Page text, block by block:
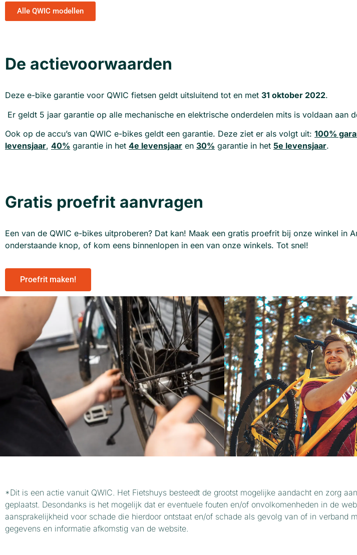
Alle QWIC modellen
De actievoorwaarden
Deze e-bike garantie voor QWIC fietsen geldt uitsluitend tot en met 31 oktober 2022.
Er geldt 5 jaar garantie op alle mechanische en elektrische onderdelen mits is voldaan aan
Ook op de accu’s van QWIC e-bikes geldt een garantie. Deze ziet er als volgt uit: 100%
levensjaar, 40% garantie in het 4e levensjaar en 30% garantie in het 5e levensjaar.
Gratis proefrit aanvragen
Een van de QWIC e-bikes uitproberen? Dat kan! Maak een gratis proefrit bij onze winkel in
onderstaande knop, of kom eens binnenlopen in een van onze winkels. Tot snel!
Proefrit maken!
*Dit is een actie vanuit QWIC. Het Fietshuys besteedt de grootst mogelijke aandacht en zorg
geplaatst. Desondanks is het mogelijk dat er eventuele fouten en/of onvolkomenheden in de
aansprakelijkheid voor schade die hierdoor ontstaat en/of schade als gevolg van of in verband
gegevens en informatie afkomstig van de website.